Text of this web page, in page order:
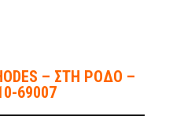
– ΣΤΗ ΡΟΔΟ –
69007